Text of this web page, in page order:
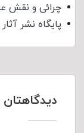
چرائی و نقش
پایگاه نشر
دیدگاهتان